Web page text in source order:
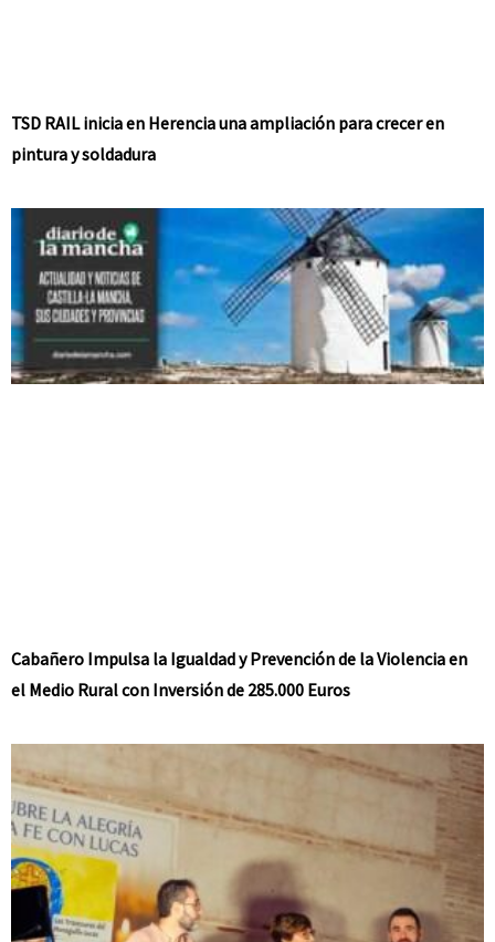
TSD RAIL inicia en Herencia una ampliación para crecer en
pintura y soldadura
Cabañero Impulsa la Igualdad y Prevención de la Violencia en
el Medio Rural con Inversión de 285.000 Euros